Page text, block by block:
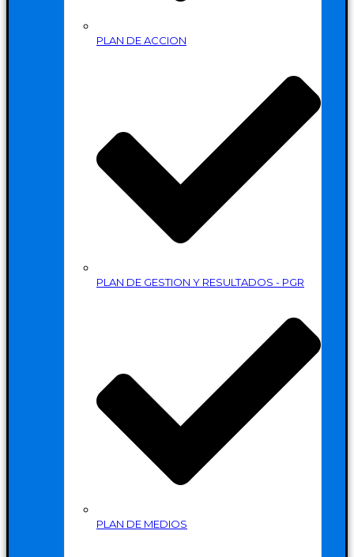
PLAN DE ACCION
PLAN DE GESTION Y RESULTADOS - PGR
PLAN DE MEDIOS